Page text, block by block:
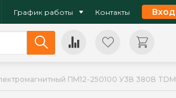
График работы Контакты Вход
ПМ12-250100 У3В 380В TDM